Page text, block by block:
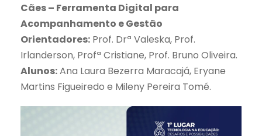
Cães – Ferramenta Digital para
Acompanhamento e Gestão
Orientadores: Prof. Drª Valeska, Prof.
Irlanderson, Profª Cristiane, Prof. Bruno Oliveira.
Alunos:Ana Laura Bezerra Maracajá, Eryane
Martins Figueiredo e Mileny Pereira Tomé.